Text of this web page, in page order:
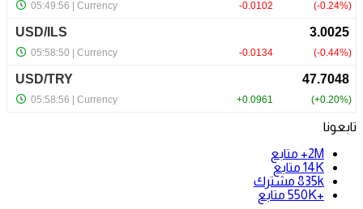
تابعونا
2M+
متابع
14K متابع
835k مشترك
+550K
متابع